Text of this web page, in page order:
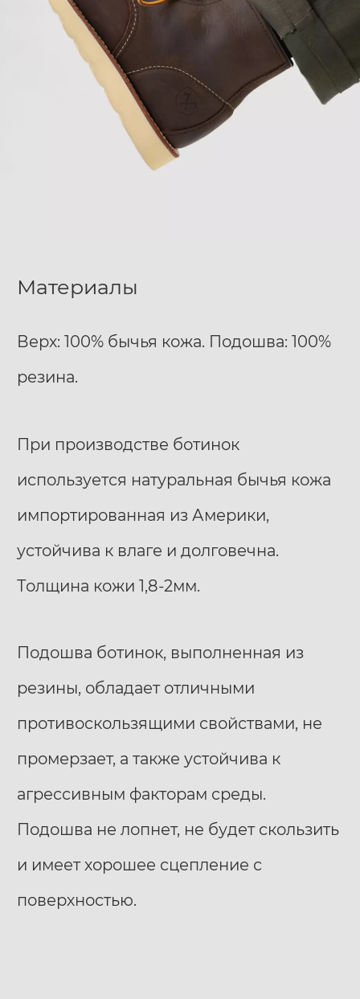
Материалы
Верх: 100% бычья кожа. Подошва: 100%
резина.
При производстве ботинок
используется натуральная бычья кожа
импортированная из Америки,
устойчива к влаге и долговечна.
Толщина кожи 1,8-2мм.
Подошва ботинок, выполненная из
резины, обладает отличными
противоскользящими свойствами, не
промерзает, а также устойчива к
агрессивным факторам среды.
Подошва не лопнет, не будет скользить
и имеет хорошее сцепление с
поверхностью.